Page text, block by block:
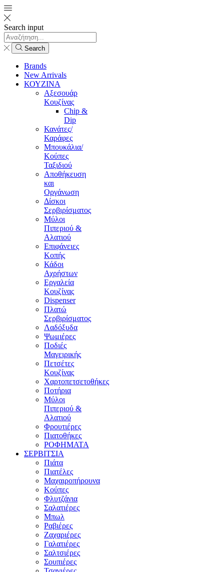
Search input
Search
Brands
New Arrivals
ΚΟΥΖΙΝΑ
Αξεσουάρ
Κουζίνας
Chip &
Dip
Κανάτες/
Καράφες
Μπουκάλια/
Κούπες
Ταξιδιού
Αποθήκευση
και
Οργάνωση
Δίσκοι
Σερβιρίσματος
Μύλοι
Πιπεριού &
Αλατιού
Επιφάνειες
Κοπής
Κάδοι
Αχρήστων
Εργαλεία
Κουζίνας
Dispenser
Πλατώ
Σερβιρίσματος
Λαδόξυδα
Ψωμιέρες
Ποδιές
Μαγειρικής
Πετσέτες
Κουζίνας
Χαρτοπετσετοθήκες
Ποτήρια
Μύλοι
Πιπεριού &
Αλατιού
Φρουτιέρες
Πιατοθήκες
ΡΟΦΗΜΑΤΑ
ΣΕΡΒΙΤΣΙΑ
Πιάτα
Πιατέλες
Μαχαιροπήρουνα
Κούπες
Φλυτζάνια
Σαλατιέρες
Μπωλ
Ραβιέρες
Ζαχαριέρες
Γαλατιέρες
Σαλτσιέρες
Σουπιέρες